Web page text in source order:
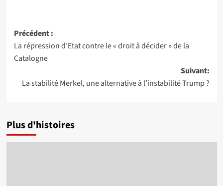
Navigation
d’article
Précédent :
La répression d’Etat contre le « droit à décider » de la
Catalogne
Suivant:
La stabilité Merkel, une alternative à l’instabilité Trump ?
Plus d'histoires